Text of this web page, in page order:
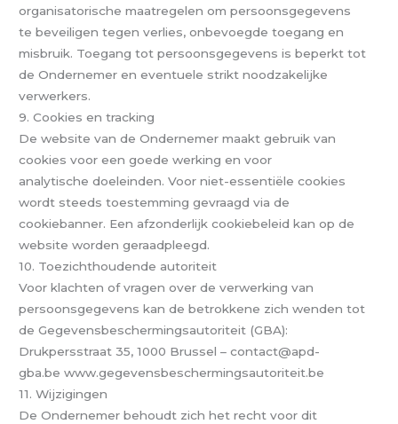
organisatorische maatregelen om persoonsgegevens
te beveiligen tegen verlies, onbevoegde toegang en
misbruik. Toegang tot persoonsgegevens is beperkt tot
de Ondernemer en eventuele strikt noodzakelijke
verwerkers.
9. Cookies en tracking
De website van de Ondernemer maakt gebruik van
cookies voor een goede werking en voor
analytische doeleinden. Voor niet-essentiële cookies
wordt steeds toestemming gevraagd via de
cookiebanner. Een afzonderlijk cookiebeleid kan op de
website worden geraadpleegd.
10. Toezichthoudende autoriteit
Voor klachten of vragen over de verwerking van
persoonsgegevens kan de betrokkene zich wenden tot
de Gegevensbeschermingsautoriteit (GBA):
Drukpersstraat 35, 1000 Brussel – contact@apd-
gba.be www.gegevensbeschermingsautoriteit.be
11. Wijzigingen
De Ondernemer behoudt zich het recht voor dit